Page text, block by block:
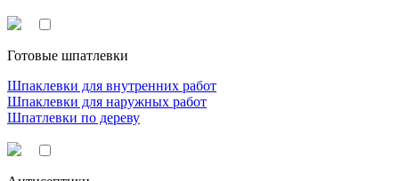
Готовые шпатлевки
Шпаклевки для внутренних работ
Шпаклевки для наружных работ
Шпатлевки по дереву